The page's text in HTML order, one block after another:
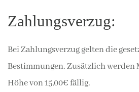
Zahlungsverzug:
Bei Zahlungsverzug gelten die
Bestimmungen. Zusätzlich werden
Höhe von 15,00€ fällig.